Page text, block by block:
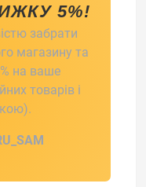
5%!
забрати
магазину та
на ваше
товарів і